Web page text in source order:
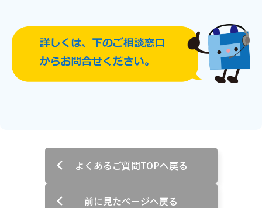
対応エリア よくあるご質問
Webメール
よくあるご質問TOPへ戻る
前に見たページへ戻る